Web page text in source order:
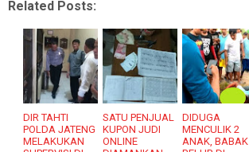
Related Posts:
DIR TAHTI
POLDA JATENG
MELAKUKAN
SATU PENJUAL
KUPON JUDI
ONLINE
DIDUGA
MENCULIK 2
ANAK, BABAK